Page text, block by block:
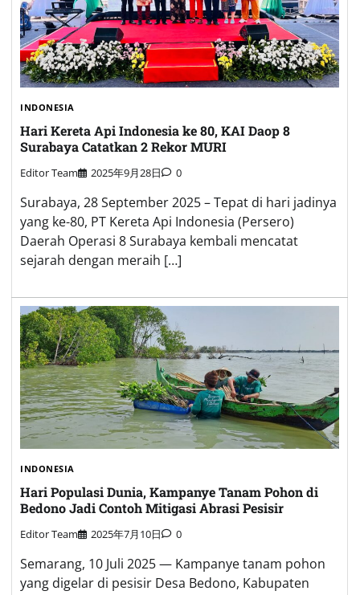
INDONESIA
Hari Kereta Api Indonesia ke 80, KAI Daop 8
Surabaya Catatkan 2 Rekor MURI
Editor Team 2025年9月28日 0
Surabaya, 28 September 2025 – Tepat di hari jadinya
yang ke-80, PT Kereta Api Indonesia (Persero)
Daerah Operasi 8 Surabaya kembali mencatat
sejarah dengan meraih […]
INDONESIA
Hari Populasi Dunia, Kampanye Tanam Pohon di
Bedono Jadi Contoh Mitigasi Abrasi Pesisir
Editor Team 2025年7月10日 0
Semarang, 10 Juli 2025 — Kampanye tanam pohon
yang digelar di pesisir Desa Bedono, Kabupaten